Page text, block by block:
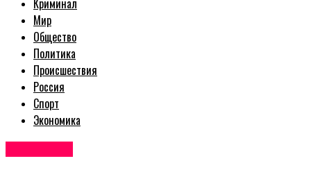
Криминал
Мир
Общество
Политика
Происшествия
Россия
Спорт
Экономика